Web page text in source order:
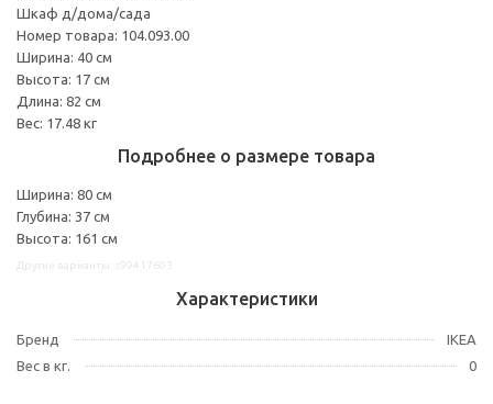
Шкаф д/дома/сада
Номер товара: 104.093.00
Ширина: 40 см
Высота: 17 см
Длина: 82 см
Вес: 17.48 кг
Подробнее о размере товара
Ширина: 80 см
Глубина: 37 см
Высота: 161 см
Характеристики
Бренд
IKEA
Вес в кг.
0